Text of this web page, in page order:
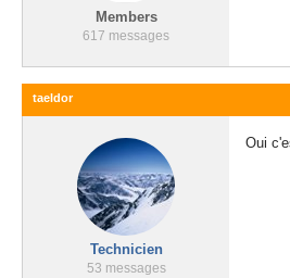
Members
617 messages
taeldor
Technicien
53 messages
Oui